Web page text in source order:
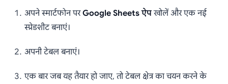
अपने स्मार्टफोन परGoogle Sheets ऐपखोलें और एक नई
स्प्रेडशीट बनाएं।
अपनी टेबल बनाएं।
एक बार जब यह तैयार हो जाए, तो टेबल क्षेत्र का चयन करने के